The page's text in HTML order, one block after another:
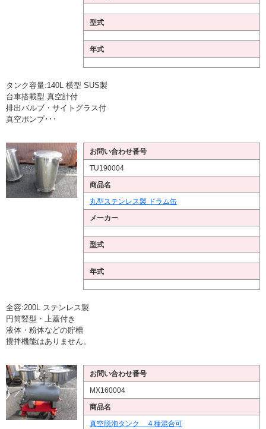
型式
年式
タンク容量:140L 横型 SUS製
台車搭載型 真空計付
排出バルブ・サイトグラス付
真空ポンプ･･･
お問い合わせ番号
TU190004
商品名
丸型ステンレス製 ドラム缶
メーカー
型式
年式
全容:200L ステンレス製
円筒竪型・上蓋付き
液体・粉体などの貯槽
攪拌機能はありません。
お問い合わせ番号
MX160004
商品名
真空脱泡タンク ４種混合可